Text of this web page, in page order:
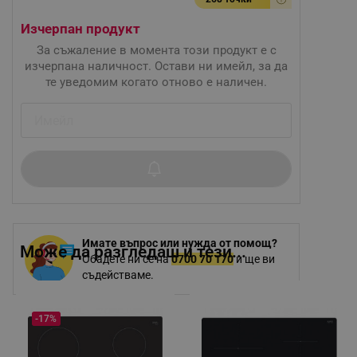
Имате въпрос или нужда от помощ?
Обадете ни се на0700 70 170и ще ви
съдействаме.
Изчерпан продукт
За съжаление в момента този продукт е с
изчерпана наличност. Остави ни имейл, за да
те уведомим когато отново е наличен.
Може да разгледаш и тези...
-17%